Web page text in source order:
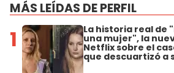
MÁS LEÍDAS DE PERFIL
1 La historia real de
una mujer", la
Netflix sobre el
que descuartizó a